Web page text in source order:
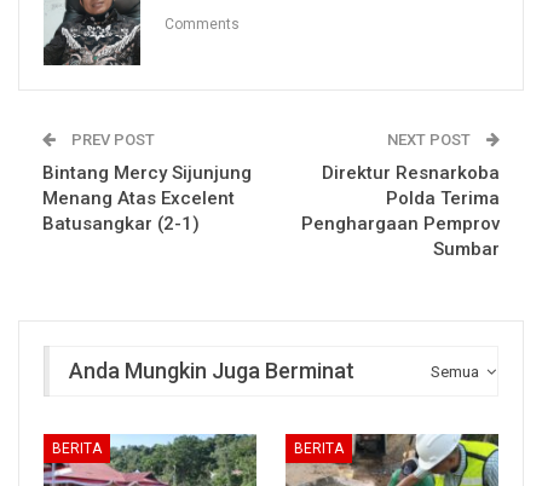
Comments
PREV POST
Bintang Mercy Sijunjung
Menang Atas Excelent
Batusangkar (2-1)
NEXT POST
Direktur Resnarkoba
Polda Terima
Penghargaan Pemprov
Sumbar
Semua
Anda Mungkin Juga Berminat
BERITA BERITA